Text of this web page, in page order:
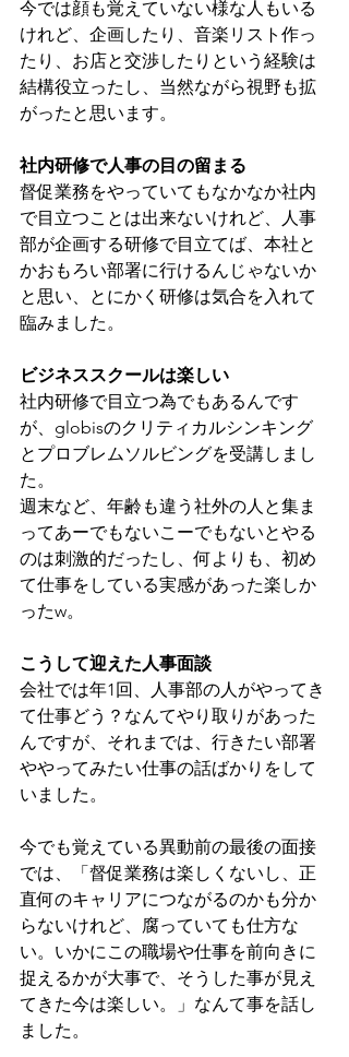
今では顔も覚えていない様な人もいる
けれど、企画したり、音楽リスト作っ
たり、お店と交渉したりという経験は
結構役立ったし、当然ながら視野も拡
がったと思います。
社内研修で人事の目の留まる
督促業務をやっていてもなかなか社内
で目立つことは出来ないけれど、人事
部が企画する研修で目立てば、本社と
かおもろい部署に行けるんじゃないか
と思い、とにかく研修は気合を入れて
臨みました。
ビジネススクールは楽しい
社内研修で目立つ為でもあるんです
が、globisのクリティカルシンキング
とプロブレムソルビングを受講しまし
た。
週末など、年齢も違う社外の人と集ま
ってあーでもないこーでもないとやる
のは刺激的だったし、何よりも、初め
て仕事をしている実感があった楽しか
ったw。
こうして迎えた人事面談
会社では年1回、人事部の人がやってき
て仕事どう？なんてやり取りがあった
んですが、それまでは、行きたい部署
ややってみたい仕事の話ばかりをして
いました。
今でも覚えている異動前の最後の面接
では、「督促業務は楽しくないし、正
直何のキャリアにつながるのかも分か
らないけれど、腐っていても仕方な
い。いかにこの職場や仕事を前向きに
捉えるかが大事で、そうした事が見え
てきた今は楽しい。」なんて事を話し
ました。